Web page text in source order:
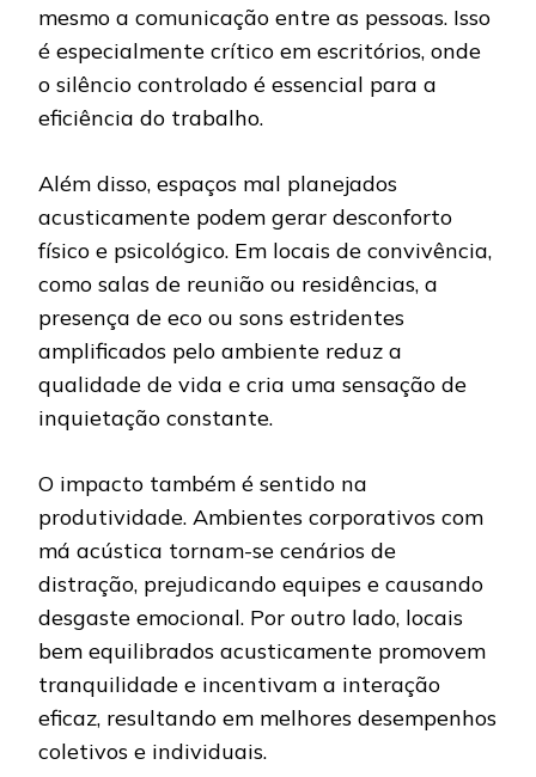
mesmo a comunicação entre as pessoas. Isso
é especialmente crítico em escritórios, onde
o silêncio controlado é essencial para a
eficiência do trabalho.
Além disso, espaços mal planejados
acusticamente podem gerar desconforto
físico e psicológico. Em locais de convivência,
como salas de reunião ou residências, a
presença de eco ou sons estridentes
amplificados pelo ambiente reduz a
qualidade de vida e cria uma sensação de
inquietação constante.
O impacto também é sentido na
produtividade. Ambientes corporativos com
má acústica tornam-se cenários de
distração, prejudicando equipes e causando
desgaste emocional. Por outro lado, locais
bem equilibrados acusticamente promovem
tranquilidade e incentivam a interação
eficaz, resultando em melhores desempenhos
coletivos e individuais.